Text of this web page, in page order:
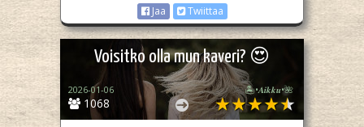
Jaa
Twiittaa
Voisitko olla mun kaveri? 😍
1068
2026-01-06 🏝️•𝑨𝒊𝒌𝒌𝒖•🌺